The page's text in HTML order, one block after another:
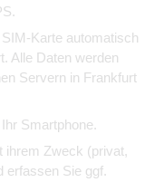
Karte automatisch
Alle Daten werden
Servern in Frankfurt
Smartphone.
ihrem Zweck (privat,
erfassen Sie ggf.